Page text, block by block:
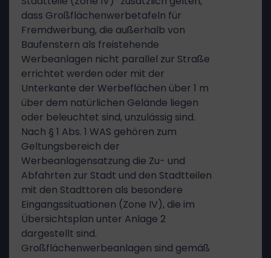
dass Großflächenwerbetafeln für
Fremdwerbung, die außerhalb von
Baufenstern als freistehende
Werbeanlagen nicht parallel zur Straße
errichtet werden oder mit der
Unterkante der Werbeflächen über 1 m
über dem natürlichen Gelände liegen
oder beleuchtet sind, unzulässig sind.
Nach § 1 Abs. 1 WAS gehören zum
Geltungsbereich der
Werbeanlagensatzung die Zu- und
Abfahrten zur Stadt und den Stadtteilen
mit den Stadttoren als besondere
Eingangssituationen (Zone IV), die im
Übersichtsplan unter Anlage 2
dargestellt sind.
Großflächenwerbeanlagen sind gemäß